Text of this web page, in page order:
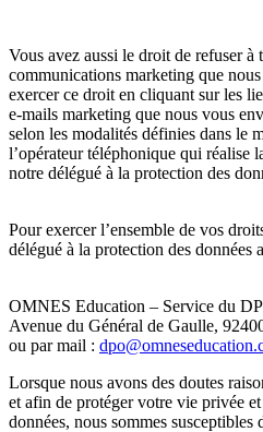
Vous avez aussi le droit de refuser
communications marketing que
exercer ce droit en cliquant sur les
e-mails marketing que nous vous
selon les modalités définies dans le
l’opérateur téléphonique qui réalise
notre délégué à la protection des
Pour exercer l’ensemble de vos
délégué à la protection des données
OMNES Education – Service du
Avenue du Général de Gaulle,
ou par mail :
Lorsque nous avons des doutes
et afin de protéger votre vie privée
données, nous sommes susceptibles